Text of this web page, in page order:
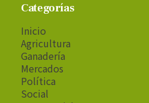
Categorías
Inicio
Agricultura
Ganadería
Mercados
Política
Social